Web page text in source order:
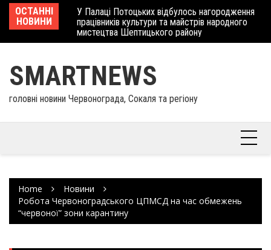
Skip
content
ОСТАННІ
НОВИНИ
У Палаці Потоцьких відбулось нагородження
працівників культури та майстрів народного
мистецтва Шептицького району
SMARTNEWS
головні новини Червонограда, Сокаля та регіону
Home
Новини
Робота Червоноградського ЦПМСД на час обмежень
“червоної” зони карантину